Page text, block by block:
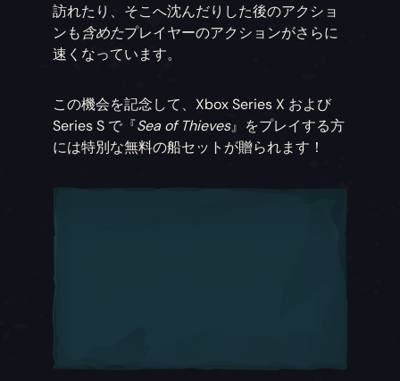
訪れたり、そこへ沈んだりした後のアクショ
ンも含めたプレイヤーのアクションがさらに
速くなっています。
この機会を記念して、Xbox Series X および
Series S で『Sea of Thieves』をプレイする方
には特別な無料の船セットが贈られます！